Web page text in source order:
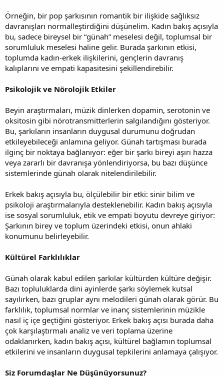
Örneğin, bir pop şarkısının romantik bir ilişkide sağlıksız
davranışları normalleştirdiğini düşünelim. Kadın bakış açısıyla
bu, sadece bireysel bir “günah” meselesi değil, toplumsal bir
sorumluluk meselesi haline gelir. Burada şarkının etkisi,
toplumda kadın-erkek ilişkilerini, gençlerin davranış
kalıplarını ve empati kapasitesini şekillendirebilir.
Psikolojik ve Nörolojik Etkiler
Beyin araştırmaları, müzik dinlerken dopamin, serotonin ve
oksitosin gibi nörotransmitterlerin salgılandığını gösteriyor.
Bu, şarkıların insanların duygusal durumunu doğrudan
etkileyebileceği anlamına geliyor. Günah tartışması burada
ilginç bir noktaya bağlanıyor: eğer bir şarkı bireyi aşırı hazza
veya zararlı bir davranışa yönlendiriyorsa, bu bazı düşünce
sistemlerinde günah olarak nitelendirilebilir.
Erkek bakış açısıyla bu, ölçülebilir bir etki: sinir bilim ve
psikoloji araştırmalarıyla desteklenebilir. Kadın bakış açısıyla
ise sosyal sorumluluk, etik ve empati boyutu devreye giriyor:
Şarkının birey ve toplum üzerindeki etkisi, onun ahlaki
konumunu belirleyebilir.
Kültürel Farklılıklar
Günah olarak kabul edilen şarkılar kültürden kültüre değişir.
Bazı topluluklarda dini ayinlerde şarkı söylemek kutsal
sayılırken, bazı gruplar aynı melodileri günah olarak görür. Bu
farklılık, toplumsal normlar ve inanç sistemlerinin müzikle
nasıl iç içe geçtiğini gösteriyor. Erkek bakış açısı burada daha
çok karşılaştırmalı analiz ve veri toplama üzerine
odaklanırken, kadın bakış açısı, kültürel bağlamın toplumsal
etkilerini ve insanların duygusal tepkilerini anlamaya çalışıyor.
Siz Forumdaşlar Ne Düşünüyorsunuz?